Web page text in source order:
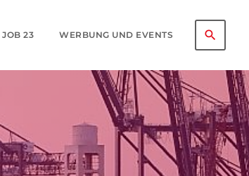
JOB 23 WERBUNG UND EVENTS search